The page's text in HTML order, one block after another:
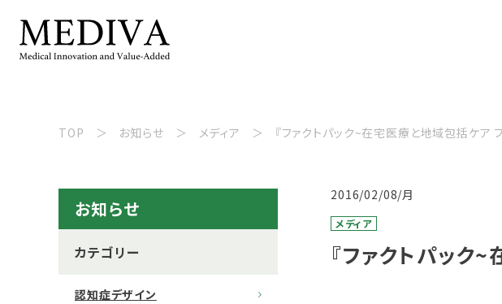
TOP お知らせ メディア 『ファクトパック~在宅医療と地域包括ケア
お知らせ
カテゴリー
認知症デザイン
2016/02/08/月
メディア
『ファクトパック